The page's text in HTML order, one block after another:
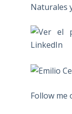
Naturales
Follow me